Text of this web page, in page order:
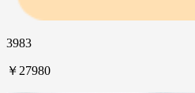
3983
￥27980